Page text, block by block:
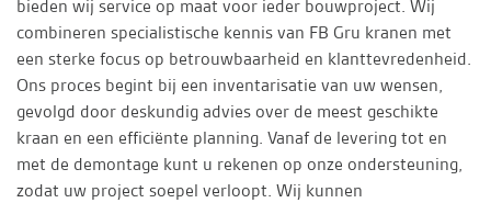
bieden wij service op maat voor ieder bouwproject. Wij
combineren specialistische kennis van FB Gru kranen met
een sterke focus op betrouwbaarheid en klanttevredenheid.
Ons proces begint bij een inventarisatie van uw wensen,
gevolgd door deskundig advies over de meest geschikte
kraan en een efficiënte planning. Vanaf de levering tot en
met de demontage kunt u rekenen op onze ondersteuning,
zodat uw project soepel verloopt. Wij kunnen